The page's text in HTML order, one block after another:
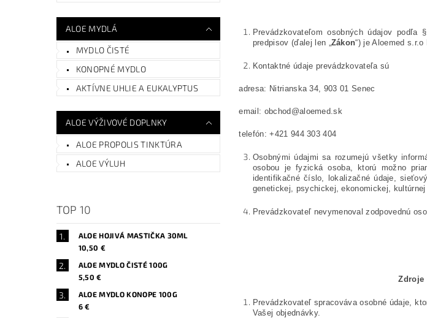
ALOE MYDLÁ
MYDLO ČISTÉ
KONOPNÉ MYDLO
AKTÍVNE UHLIE A EUKALYPTUS
ALOE VÝŽIVOVÉ DOPLNKY
ALOE PROPOLIS TINKTÚRA
ALOE VÝLUH
TOP 10
ALOE HOJIVÁ MASTIČKA 30ML
10,50 €
ALOE MYDLO ČISTÉ 100G
5,50 €
ALOE MYDLO KONOPE 100G
6 €
Prevádzkovateľom osobných údajov
predpisov (ďalej len „Zákon“) je Aloemed
Kontaktné údaje prevádzkovateľa sú
adresa: Nitrianska 34, 903 01 Senec
email: obchod@aloemed.sk
telefón: +421 944 303 404
Osobnými údajmi sa rozumejú všetky
osobou je fyzická osoba, ktorú možno
identifikačné číslo, lokalizačné údaje,
genetickej, psychickej, ekonomickej,
Prevádzkovateľ nevymenoval zodpovednú
Zdroje
Prevádzkovateľ spracováva osobné údaje,
Vašej objednávky.